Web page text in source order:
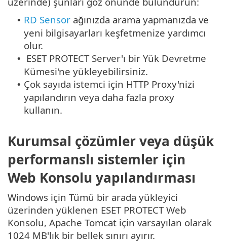
• RD Sensor ağınızda arama yapmanızda ve
yeni bilgisayarları keşfetmenize yardımcı
olur.
•
ESET PROTECT Server'ı bir Yük Devretme
Kümesi'ne yükleyebilirsiniz.
• Çok sayıda istemci için HTTP Proxy'nizi
yapılandırın veya daha fazla proxy
kullanın.
Kurumsal çözümler veya düşük
performanslı sistemler için
Web Konsolu yapılandırması
Windows için Tümü bir arada yükleyici
üzerinden yüklenen ESET PROTECT Web
Konsolu, Apache Tomcat için varsayılan olarak
1024 MB'lık bir bellek sınırı ayırır.